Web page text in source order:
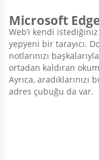
Microsoft
Web’i kendi
yepyeni bir tarayıcı.
notlarınızı
ortadan kaldıran
Ayrıca,
adres çubuğu da var.